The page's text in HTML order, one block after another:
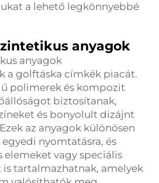
a lehető legkönnyebbé
anyagok
anyagok
a golftáska címkék piacát.
polimerek és kompozit
biztosítanak,
és bonyolult dizájnt
az anyagok különösen
nyomtatásra, és
elemeket vagy speciális
is tartalmazhatnak, amelyek